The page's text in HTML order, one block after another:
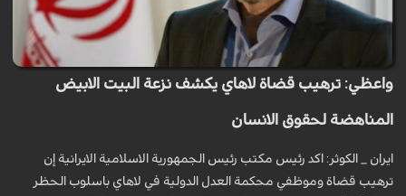
واعظي: ترهيب قضاة لاهاي يكشف نزعة البيت الابيض
المناهضة لحقوق الانسان
ايران _ الكوثر: اكد رئيس مكتب رئيس الجمهورية الاسلامية الايرانية إن
ترهيب قضاة وموظفي محكمة العدل الدولية في لاهاي باسلوب الحظر